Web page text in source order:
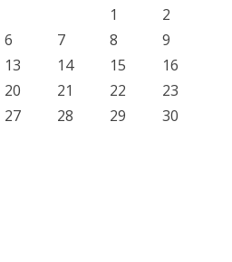
1
2
6 7 8
9
13 14 15
16
20 21 22
23
27 28 29
30